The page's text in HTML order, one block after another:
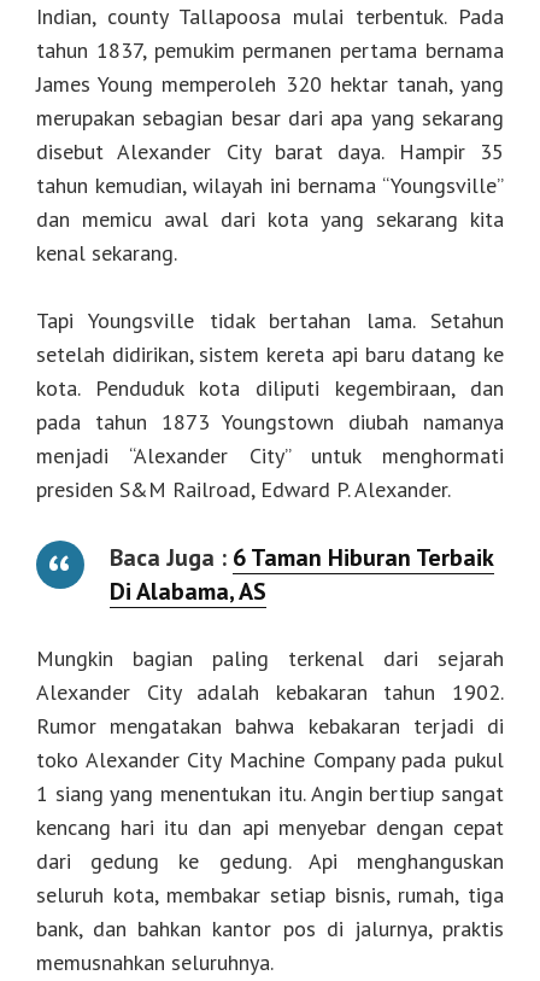
Indian, county Tallapoosa mulai terbentuk. Pada
tahun 1837, pemukim permanen pertama bernama
James Young memperoleh 320 hektar tanah, yang
merupakan sebagian besar dari apa yang sekarang
disebut Alexander City barat daya. Hampir 35
tahun kemudian, wilayah ini bernama “Youngsville”
dan memicu awal dari kota yang sekarang kita
kenal sekarang.
Tapi Youngsville tidak bertahan lama. Setahun
setelah didirikan, sistem kereta api baru datang ke
kota. Penduduk kota diliputi kegembiraan, dan
pada tahun 1873 Youngstown diubah namanya
menjadi “Alexander City” untuk menghormati
presiden S&M Railroad, Edward P. Alexander.
Baca Juga : 6 Taman Hiburan Terbaik
Di Alabama, AS
Mungkin bagian paling terkenal dari sejarah
Alexander City adalah kebakaran tahun 1902.
Rumor mengatakan bahwa kebakaran terjadi di
toko Alexander City Machine Company pada pukul
1 siang yang menentukan itu. Angin bertiup sangat
kencang hari itu dan api menyebar dengan cepat
dari gedung ke gedung. Api menghanguskan
seluruh kota, membakar setiap bisnis, rumah, tiga
bank, dan bahkan kantor pos di jalurnya, praktis
memusnahkan seluruhnya.